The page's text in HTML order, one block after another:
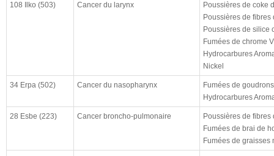
declaré (de)
résultat
108 Ilko (503) Cancer du larynx
Poussières de coke
Poussières de fibres
Poussières de silice
Fumées de chrome
Hydrocarbures
Nickel
34 Erpa (502) Cancer du nasopharynx
Fumées de
Hydrocarbures
28 Esbe (223) Cancer broncho-pulmonaire
Poussières de fibres
Fumées de brai de
Fumées de graisses